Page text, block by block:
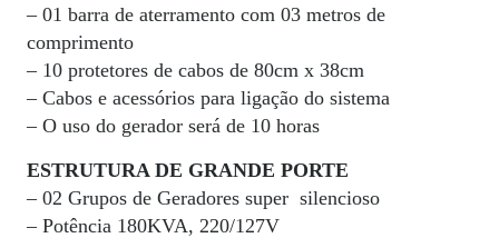
– 01 barra de aterramento com 03 metros de
comprimento
– 10 protetores de cabos de 80cm x 38cm
– Cabos e acessórios para ligação do sistema
– O uso do gerador será de 10 horas
ESTRUTURA DE GRANDE PORTE
– 02 Grupos de Geradores super silencioso
– Potência 180KVA, 220/127V